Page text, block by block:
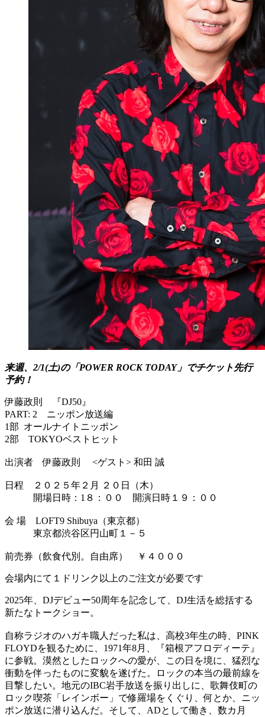
来週、2/1(土)の「POWER ROCK TODAY」でチケット先行
予約！
伊藤政則 『DJ50』
PART: 2 ニッポン放送編
1部 オールナイトニッポン
2部 TOKYOベストヒット
出演者 伊藤政則 <ゲスト> 和田 誠
日程 ２０２５年２月 ２０日（木）
開場日時：1８：００ 開演日時１９：００
会 場 LOFT9 Shibuya（東京都）
東京都渋谷区円山町１－５
前売券（飲食代別。自由席） ￥４０００
会場内にて１ドリンク以上のご注文が必要です
2025年、DJデビュー50周年を記念して、DJ生活を総括する
新たなトークショー。
自称ラジオのハガキ職人だった私は、高校3年生の時、PINK
FLOYDを観るために、1971年8月、『箱根アフロディーテ』
に参戦。漠然としたロックへの愛が、この日を境に、猛烈な
衝動を伴ったものに変貌を遂げた。ロックの本当の最前線を
目撃したい。地元のIBC岩手放送を振り出しに、歌舞伎町の
ロック喫茶「レインボー」で修羅場をくぐり、何とか、ニッ
ポン放送に潜り込んだ。そして、ADとして働き、数カ月